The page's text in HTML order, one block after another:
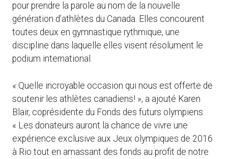
pour prendre la parole au nom de la nouvelle
génération d’athlètes du Canada. Elles concourent
toutes deux en gymnastique rythmique, une
discipline dans laquelle elles visent résolument le
podium international.
« Quelle incroyable occasion qui nous est offerte de
soutenir les athlètes canadiens! », a ajouté Karen
Blair, coprésidente du Fonds des futurs olympiens.
« Les donateurs auront la chance de vivre une
expérience exclusive aux Jeux olympiques de 2016
à Rio tout en amassant des fonds au profit de notre